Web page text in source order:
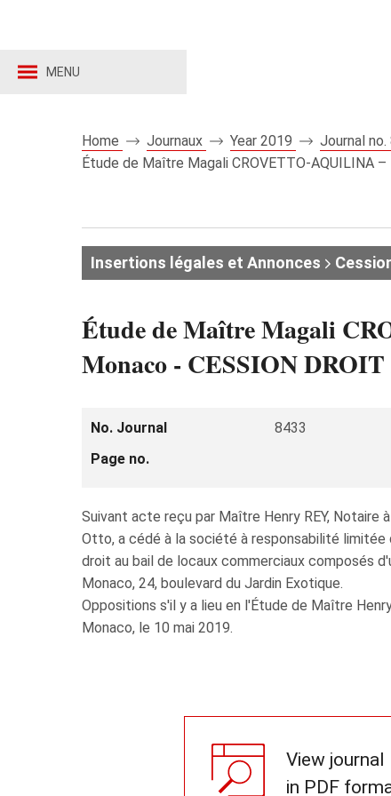
MENU
Home Journaux Year 2019
Journal no.
Étude de Maître Magali CROVETTO-AQUILINA
Insertions légales et Annonces
Étude de Maître Magali
Monaco - CESSION
No. Journal 8433
Page no.
Suivant acte reçu par Maître Henry REY, Notaire
Otto, a cédé à la société à responsabilité limitée
droit au bail de locaux commerciaux composés
Monaco, 24, boulevard du Jardin Exotique.
Oppositions s'il y a lieu en l'Étude de Maître
Monaco, le 10 mai 2019.
View journal
in PDF